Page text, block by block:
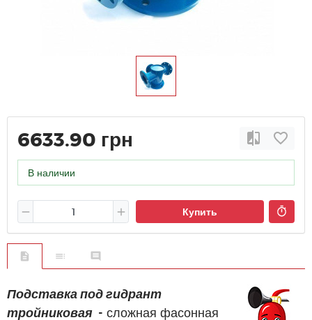
6633.90 грн
В наличии
Купить
Подставка под гидрант
тройниковая - сложная фасонная